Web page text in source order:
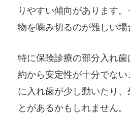
りやすい傾向があります
物を噛み切るのが難しい場
特に保険診療の部分入れ歯
約から安定性が十分でな
に入れ歯が少し動いたり、
とがあるかもしれません。